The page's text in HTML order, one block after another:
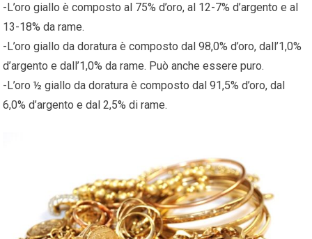
-L’oro giallo è composto al 75% d’oro, al 12-7% d’argento e al
13-18% da rame.
-L’oro giallo da doratura è composto dal 98,0% d’oro, dall’1,0%
d’argento e dall’1,0% da rame. Può anche essere puro.
-L’oro ½ giallo da doratura è composto dal 91,5% d’oro, dal
6,0% d’argento e dal 2,5% di rame.